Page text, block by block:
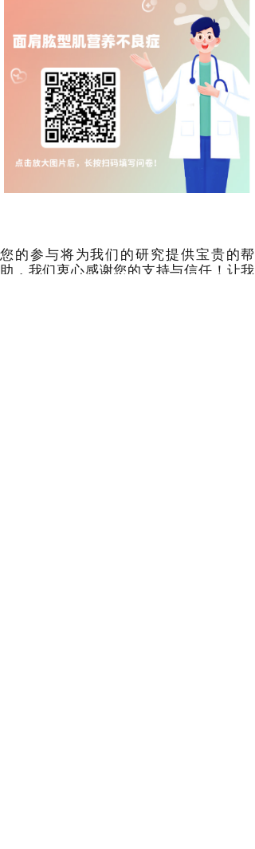
您的参与将为我们的研究提供宝贵的帮
助，我们衷心感谢您的支持与信任！让我